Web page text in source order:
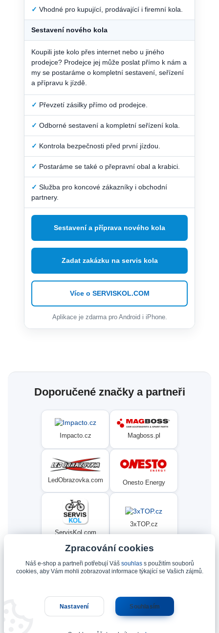
✓ Vhodné pro kupující, prodávající i firemní kola.
Sestavení nového kola
Koupili jste kolo přes internet nebo u jiného
prodejce? Prodejce jej může poslat přímo k nám a
my se postaráme o kompletní sestavení, seřízení
a přípravu k jízdě.
✓ Převzetí zásilky přímo od prodejce.
✓ Odborné sestavení a kompletní seřízení kola.
✓ Kontrola bezpečnosti před první jízdou.
✓ Postaráme se také o přepravní obal a krabici.
✓ Služba pro koncové zákazníky i obchodní
partnery.
Sestavení a příprava nového kola
Zadat zakázku na servis kola
Více o SERVISKOL.COM
Aplikace je zdarma pro Android i iPhone.
Doporučené značky a partneři
Impacto.cz Magboss.pl
LedObrazovka.com Onesto Energy
ServisKol.com
3xTOP.cz
Condat Ninex.cz
Zpracování cookies
Náš e-shop a partneři potřebují Váš souhlass použitím souborů
cookies, aby Vám mohli zobrazovat informace týkající se Vašich zájmů.
Nastavení Souhlasím